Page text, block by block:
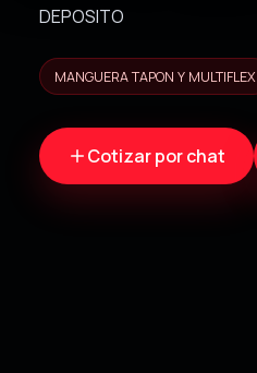
DEPOSITO
MANGUERA TAPON Y MULTIFLEX
Cotizar por chat